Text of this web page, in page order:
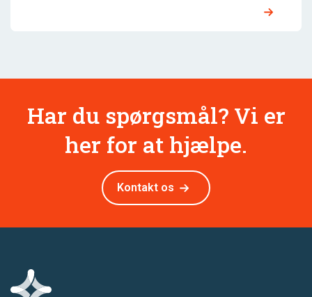
Har du spørgsmål? Vi er
her for at hjælpe.
Kontakt os